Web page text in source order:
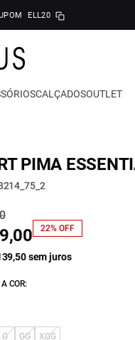
ELL20
CALÇADOSOUTLET
PIMA
22% OFF
sem juros
COR:
G GG XGG